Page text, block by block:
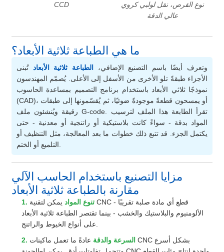
CCD
نوع القرص، نقل لولبي كروي
عالي الدقة
ما هي الطباعة ثلاثية الأبعاد؟
وتعرف أيضًا باسم التصنيع الإضافي، الطباعة ثلاثية الأبعاد تُبنى
الأجزاء طبقةً تلو الأخرى من الأسفل إلى الأعلى. يُصمّم المهندسون
نموذجًا ثلاثي الأبعاد باستخدام برنامج التصميم بمساعدة الحاسوب
(CAD)، أو يمسحون قطعةً موجودةً ضوئيًا، ثم يُقسّمونها إلى طبقات
رقيقة ويُنشئون ملف G-code. تقرأ الطابعة هذا الملف لترسيب
المواد بدقة - سواءً كانت بلاستيكية أو راتنجية أو معدنية - حتى
يكتمل الجزء. قد تتبع ذلك خطوات ما بعد المعالجة، مثل التنظيف أو
التلميع أو الختم.
مزايا التصنيع باستخدام الحاسب الآلي
مقارنة بالطباعة ثلاثية الأبعاد
1. تنوع المواد يمكن لتقنية CNC قطع أي مادة صلبة تقريبًا -
الألومنيوم والبلاستيك والخشب - بينما تقتصر الطباعة ثلاثية الأبعاد
على أنواع الخيوط والراتنج.
2. السرعة والدقة عادةً ما تعمل ماكينات CNC بشكل أسرع